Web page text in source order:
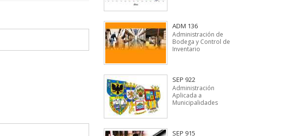
ADM 136
Administración de
Bodega y Control de
Inventario
SEP 922
Administración
Aplicada a
Municipalidades
SEP 915